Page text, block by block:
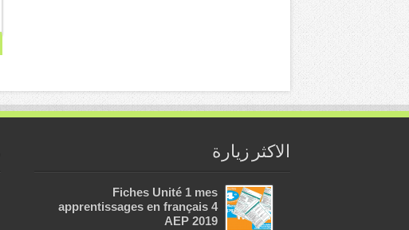
الاكثر زيارة
Fiches Unité 1 mes
apprentissages en français 4
AEP 2019